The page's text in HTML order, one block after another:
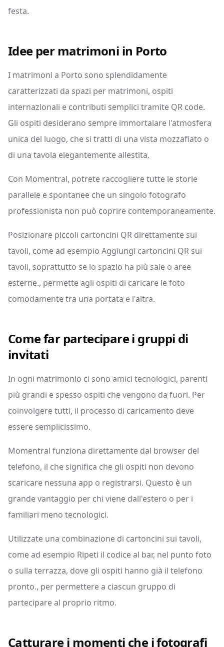
festa.
Idee per matrimoni in Porto
I matrimoni a Porto sono splendidamente
caratterizzati da spazi per matrimoni, ospiti
internazionali e contributi semplici tramite QR code.
Gli ospiti desiderano sempre immortalare l'atmosfera
unica del luogo, che si tratti di una vista mozzafiato o
di una tavola elegantemente allestita.
Con Momentral, potrete raccogliere tutte le storie
parallele e spontanee che un singolo fotografo
professionista non può coprire contemporaneamente.
Posizionare piccoli cartoncini QR direttamente sui
tavoli, come ad esempio Aggiungi cartoncini QR sui
tavoli, soprattutto se lo spazio ha più sale o aree
esterne., permette agli ospiti di caricare le foto
comodamente tra una portata e l'altra.
Come far partecipare i gruppi di
invitati
In ogni matrimonio ci sono amici tecnologici, parenti
più grandi e spesso ospiti che vengono da fuori. Per
coinvolgere tutti, il processo di caricamento deve
essere semplicissimo.
Momentral funziona direttamente dal browser del
telefono, il che significa che gli ospiti non devono
scaricare nessuna app o registrarsi. Questo è un
grande vantaggio per chi viene dall'estero o per i
familiari meno tecnologici.
Utilizzate una combinazione di cartoncini sui tavoli,
come ad esempio Ripeti il codice al bar, nel punto foto
o sulla terrazza, dove gli ospiti hanno già il telefono
pronto., per permettere a ciascun gruppo di
partecipare al proprio ritmo.
Catturare i momenti che i fotografi